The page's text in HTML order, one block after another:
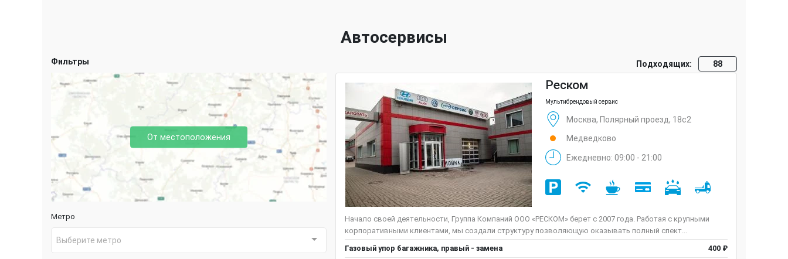
Автосервисы
Фильтры
От местоположения
Метро
Выберите метро
Подходящих: 88
Реском
Мультибрендовый сервис
Москва, Полярный проезд, 18с2
Медведково
Ежедневно: 09:00 - 21:00
Начало своей деятельности, Группа Компаний ООО «РЕСКОМ» берет с 2007 года. Работая с крупными
корпоративными клиентами, мы создали структуру позволяющую оказывать полный спект...
Газовый упор багажника, правый - замена
400 ₽